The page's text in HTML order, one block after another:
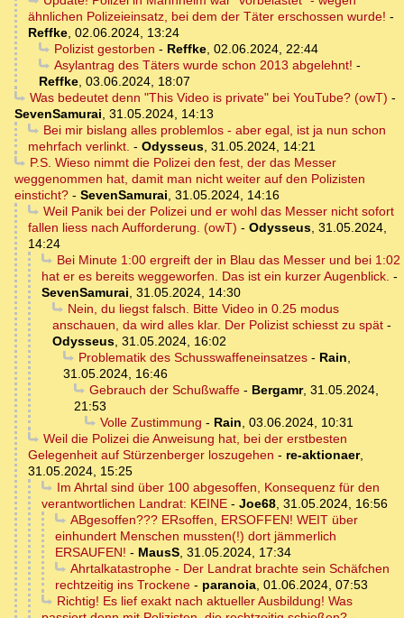
ähnlichen Polizeieinsatz, bei dem der Täter erschossen wurde! -
Reffke, 02.06.2024, 13:24
Polizist gestorben - Reffke, 02.06.2024, 22:44
Asylantrag des Täters wurde schon 2013 abgelehnt! -
Reffke, 03.06.2024, 18:07
Was bedeutet denn "This Video is private" bei YouTube? (owT) -
SevenSamurai, 31.05.2024, 14:13
Bei mir bislang alles problemlos - aber egal, ist ja nun schon
mehrfach verlinkt. - Odysseus, 31.05.2024, 14:21
P.S. Wieso nimmt die Polizei den fest, der das Messer
weggenommen hat, damit man nicht weiter auf den Polizisten
einsticht? - SevenSamurai, 31.05.2024, 14:16
Weil Panik bei der Polizei und er wohl das Messer nicht sofort
fallen liess nach Aufforderung. (owT) - Odysseus, 31.05.2024,
14:24
Bei Minute 1:00 ergreift der in Blau das Messer und bei 1:02
hat er es bereits weggeworfen. Das ist ein kurzer Augenblick. -
SevenSamurai, 31.05.2024, 14:30
Nein, du liegst falsch. Bitte Video in 0.25 modus
anschauen, da wird alles klar. Der Polizist schiesst zu spät -
Odysseus, 31.05.2024, 16:02
Problematik des Schusswaffeneinsatzes- Rain,
31.05.2024, 16:46
Gebrauch der Schußwaffe- Bergamr, 31.05.2024,
21:53
Volle Zustimmung - Rain, 03.06.2024, 10:31
Weil die Polizei die Anweisung hat, bei der erstbesten
Gelegenheit auf Stürzenberger loszugehen - re-aktionaer,
31.05.2024, 15:25
Im Ahrtal sind über 100 abgesoffen, Konsequenz für den
verantwortlichen Landrat: KEINE - Joe68, 31.05.2024, 16:56
ABgesoffen??? ERsoffen, ERSOFFEN! WEIT über
einhundert Menschen mussten(!) dort jämmerlich
ERSAUFEN! - MausS, 31.05.2024, 17:34
Ahrtalkatastrophe - Der Landrat brachte sein Schäfchen
rechtzeitig ins Trockene - paranoia, 01.06.2024, 07:53
Richtig! Es lief exakt nach aktueller Ausbildung! Was